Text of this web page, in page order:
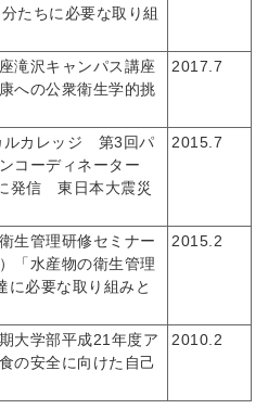
たちに必要な取り組
滝沢キャンパス講座
への公衆衛生学的挑
2017.7
ルカレッジ 第3回パ
コーディネーター
発信 東日本大震災
2015.7
生管理研修セミナー
「水産物の衛生管理
に必要な取り組みと
2015.2
大学部平成21年度ア
の安全に向けた自己
2010.2